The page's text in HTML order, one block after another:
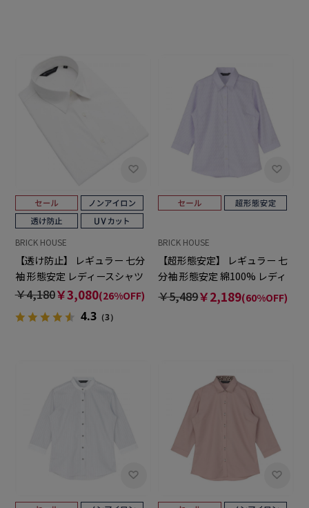
BRICK HOUSE
【透け防止】 レギュラー 七分
袖 形態安定 レディースシャツ
￥4,180￥3,080(26%OFF)
4.3（3）
BRICK HOUSE
【超形態安定】 レギュラー 七
分袖 形態安定 綿100% レディ
ースシャツ
￥5,489￥2,189(60%OFF)